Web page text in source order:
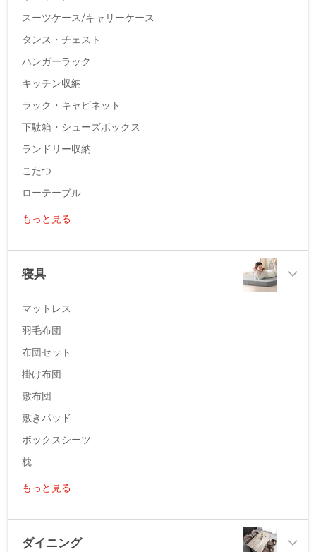
スーツケース/キャリーケース
タンス・チェスト
ハンガーラック
キッチン収納
ラック・キャビネット
下駄箱・シューズボックス
ランドリー収納
こたつ
ローテーブル
もっと見る
寝具
マットレス
羽毛布団
布団セット
掛け布団
敷布団
敷きパッド
ボックスシーツ
枕
もっと見る
ダイニング